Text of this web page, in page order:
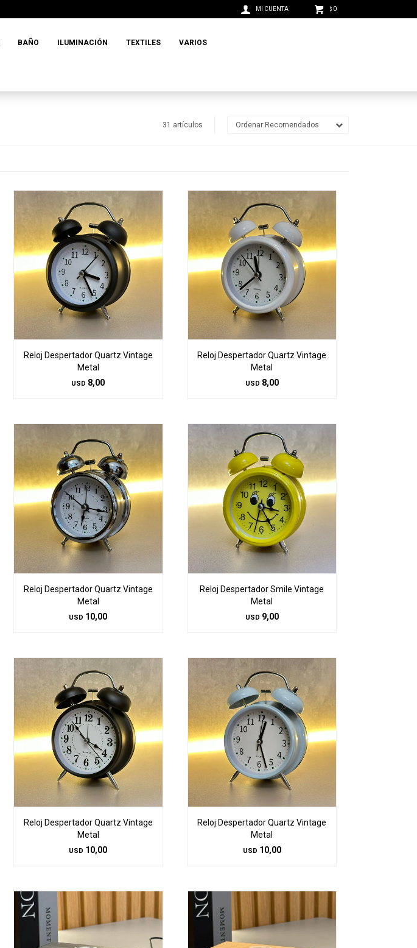
BAÑO ILUMINACIÓN TEXTILES VARIOS
$ 0
31 artículos Recomendados
Reloj Despertador Quartz Vintage
Metal
USD 8,00
Reloj Despertador Quartz Vintage
Metal
USD 8,00
Reloj Despertador Quartz Vintage
Metal
USD 10,00
Reloj Despertador Smile Vintage
Metal
USD 9,00
Reloj Despertador Quartz Vintage
Metal
USD 10,00
Reloj Despertador Quartz Vintage
Metal
USD 10,00